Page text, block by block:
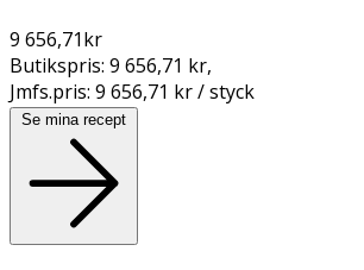
9 656,71kr
Butikspris: 9 656,71 kr,
Jmfs.pris: 9 656,71 kr / styck
Se mina recept